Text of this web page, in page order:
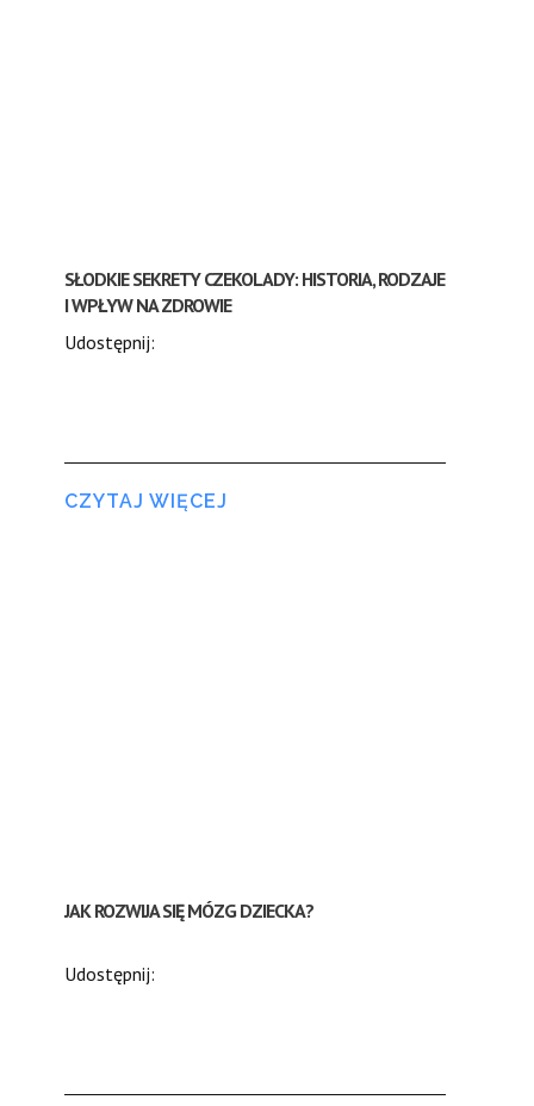
SŁODKIE SEKRETY CZEKOLADY: HISTORIA, RODZAJE
I WPŁYW NA ZDROWIE
Udostępnij:
CZYTAJ WIĘCEJ
JAK ROZWIJA SIĘ MÓZG DZIECKA?
Udostępnij: